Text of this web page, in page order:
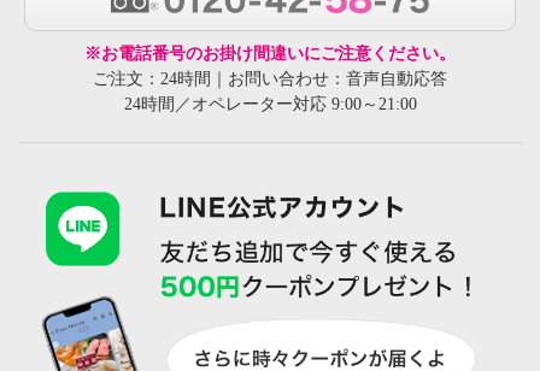
※お電話番号のお掛け間違いにご注意ください。
ご注文：24時間｜お問い合わせ：音声自動応答
24時間／オペレーター対応 9:00～21:00